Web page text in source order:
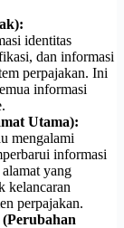
identitas
dan informasi
perpajakan. Ini
informasi
Utama):
mengalami
informasi
yang
kelancaran
perpajakan.